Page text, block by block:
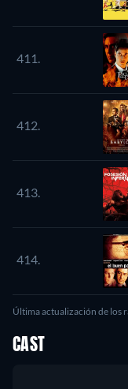
411.
412.
413.
414.
Última actualización de los
CAST